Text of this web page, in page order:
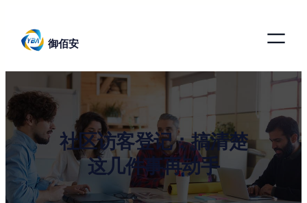
御佰安
社区访客登记：搞清楚
这几件事再动手